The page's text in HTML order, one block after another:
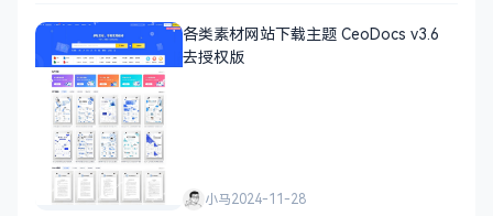
各类素材网站下载主题 CeoDocs v3.6
去授权版
小马2024-11-28